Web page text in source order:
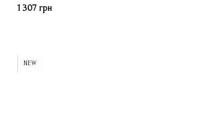
1 307 грн
NEW